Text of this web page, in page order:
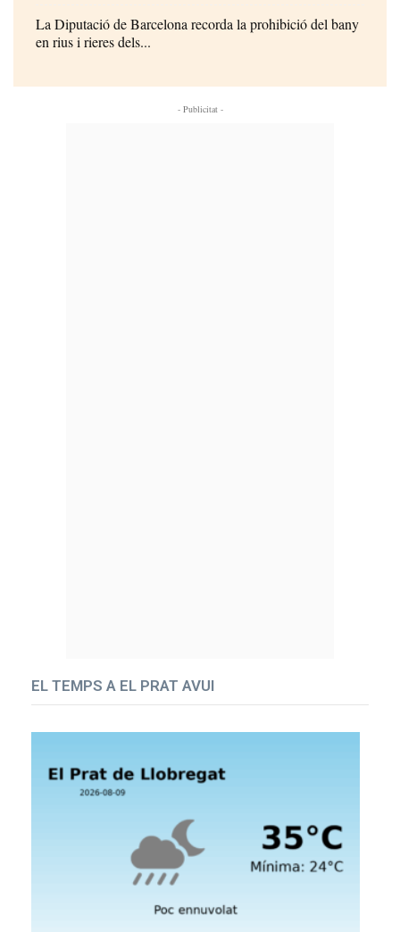
La Diputació de Barcelona recorda la prohibició del bany
en rius i rieres dels...
- Publicitat -
EL TEMPS A EL PRAT AVUI